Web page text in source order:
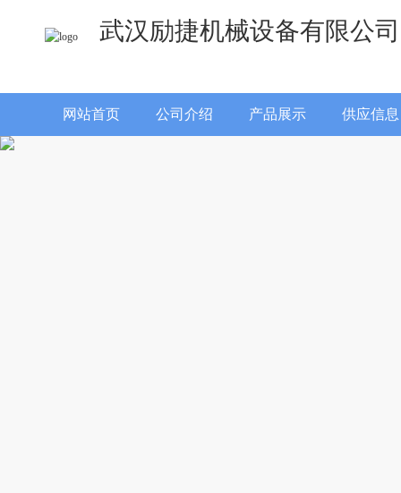
武汉励捷机械设备有限公司
网站首页 公司介绍 产品展示 供应信息